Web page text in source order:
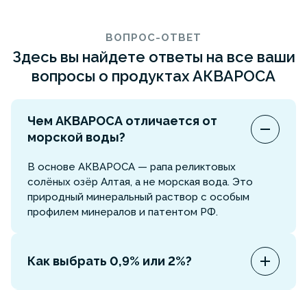
ВОПРОС-ОТВЕТ
Здесь вы найдете ответы на все ваши
вопросы о продуктах АКВАРОСА
Чем АКВАРОСА отличается от
морской воды?
В основе АКВАРОСА — рапа реликтовых
солёных озёр Алтая, а не морская вода. Это
природный минеральный раствор с особым
профилем минералов и патентом РФ.
Как выбрать 0,9% или 2%?